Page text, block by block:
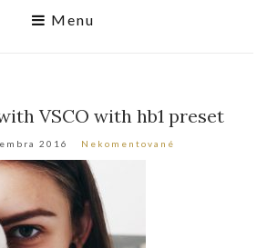
Menu
VSCO with hb1 preset
2016 Nekomentované